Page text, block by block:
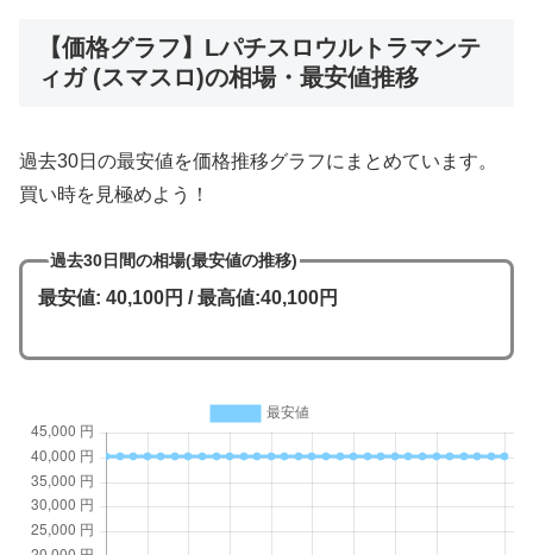
【価格グラフ】Lパチスロウルトラマンテ
ィガ (スマスロ)の相場・最安値推移
過去30日の最安値を価格推移グラフにまとめています。
買い時を見極めよう！
過去30日間の相場(最安値の推移)
最安値: 40,100円 / 最高値:40,100円